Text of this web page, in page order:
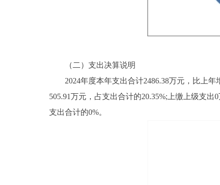
（二）支出决算说明
2024年度本年支出合计2486.38万元，比上年
505.91万元，占支出合计的20.35%;上缴上级支
支出合计的0%。